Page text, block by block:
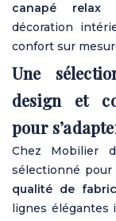
canapé relax
décoration
confort sur
Une
design et
pour
Chez Mobilier
sélectionné
qualité de
lignes élégantes